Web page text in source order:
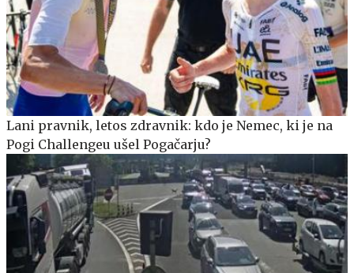
Lani pravnik, letos zdravnik: kdo je Nemec, ki je na
Pogi Challengeu ušel Pogačarju?